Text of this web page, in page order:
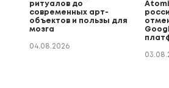
ритуалов до
современных арт-
объектов и пользы для
мозга
04.08.2026